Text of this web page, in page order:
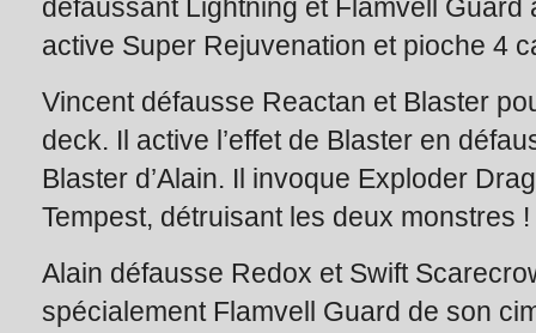
défaussant Lightning et Flamvell Guard
active Super Rejuvenation et pioche 4
Vincent défausse Reactan et Blaster
deck. Il active l’effet de Blaster en
Blaster d’Alain. Il invoque Exploder
Tempest, détruisant les deux monstres !
Alain défausse Redox et Swift
spécialement Flamvell Guard de son